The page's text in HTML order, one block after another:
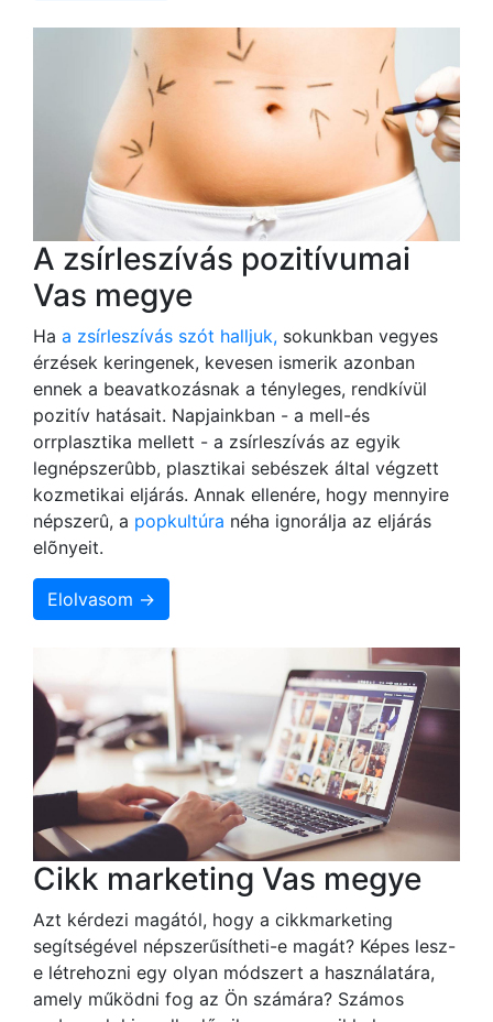
A zsírleszívás pozitívumai
Vas megye
Ha a zsírleszívás szót halljuk, sokunkban vegyes
érzések keringenek, kevesen ismerik azonban
ennek a beavatkozásnak a tényleges, rendkívül
pozitív hatásait. Napjainkban - a mell-és
orrplasztika mellett - a zsírleszívás az egyik
legnépszerûbb, plasztikai sebészek által végzett
kozmetikai eljárás. Annak ellenére, hogy mennyire
népszerû, a popkultúra néha ignorálja az eljárás
elõnyeit.
Elolvasom →
Cikk marketing Vas megye
Azt kérdezi magától, hogy a cikkmarketing
segítségével népszerűsítheti-e magát? Képes lesz-
e létrehozni egy olyan módszert a használatára,
amely működni fog az Ön számára? Számos